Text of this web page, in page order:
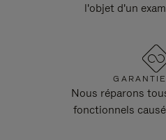
l'objet d'un
Nous réparons
fonctionnels